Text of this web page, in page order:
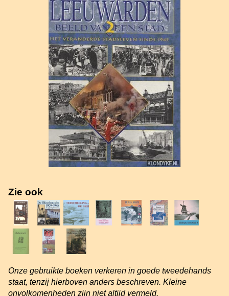
Zie ook
Onze gebruikte boeken verkeren in goede tweedehands
staat, tenzij hierboven anders beschreven. Kleine
onvolkomenheden zijn niet altijd vermeld.